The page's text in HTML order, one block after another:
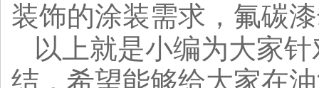
装饰的涂装需求，氟碳
以上就是小编为大家
结，希望能够给大家在